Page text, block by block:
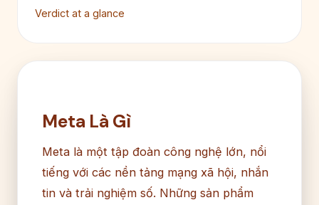
Verdict at a glance
Meta Là Gì
Meta là một tập đoàn công nghệ lớn, nổi
tiếng với các nền tảng mạng xã hội, nhắn
tin và trải nghiệm số. Những sản phẩm